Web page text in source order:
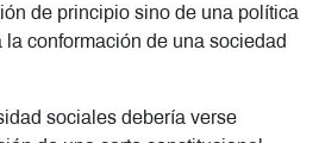
de principio sino de una política
conformación de una sociedad
sociales debería verse